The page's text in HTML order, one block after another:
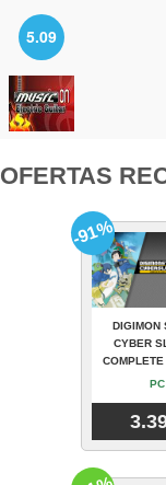
5.09
OFERTAS
DIGIMON
CYBER
PC
-91%